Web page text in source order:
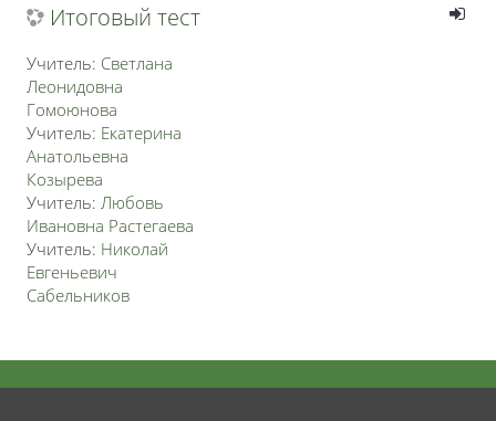
Итоговый тест
Учитель: Светлана
Леонидовна
Гомоюнова
Учитель: Екатерина
Анатольевна
Козырева
Учитель: Любовь
Ивановна Растегаева
Учитель: Николай
Евгеньевич
Сабельников